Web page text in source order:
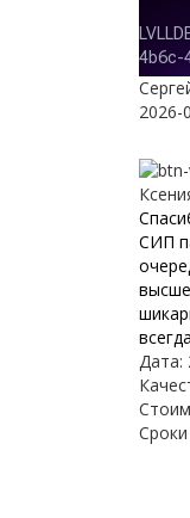
2026-
СИП
Дата:
Сроки